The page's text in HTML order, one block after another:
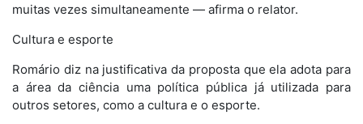
muitas vezes simultaneamente — afirma o relator.
Cultura e esporte
Romário diz na justificativa da proposta que ela adota para
a área da ciência uma política pública já utilizada para
outros setores, como a cultura e o esporte.